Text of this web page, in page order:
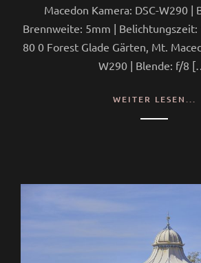
Macedon Kamera: DSC-W290 |
Brennweite: 5mm | Belichtungszeit:
80 0 Forest Glade Gärten, Mt.
W290 | Blende: f/8
WEITER LESEN...